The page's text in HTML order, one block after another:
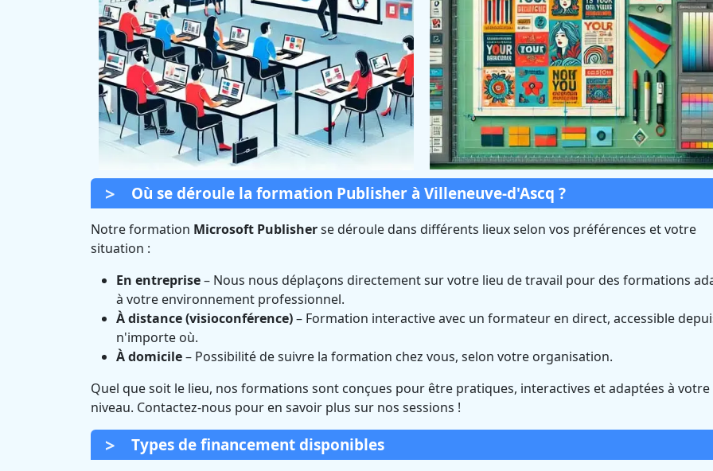
Où se déroule la formation Publisher à Villeneuve-d'Ascq ?
Notre formation Microsoft Publisherse déroule dans différents lieux selon vos préférences et votre
situation :
En entreprise– Nous nous déplaçons directement sur votre lieu de travail pour des formations
à votre environnement professionnel.
À distance (visioconférence)– Formation interactive avec un formateur en direct, accessible
n'importe où.
À domicile– Possibilité de suivre la formation chez vous, selon votre organisation.
Quel que soit le lieu, nos formations sont conçues pour être pratiques, interactives et adaptées à votre
niveau. Contactez-nous pour en savoir plus sur nos sessions !
Types de financement disponibles